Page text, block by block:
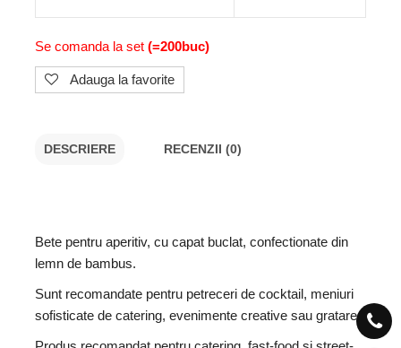
Se comanda la set (=200buc)
Adauga la favorite
DESCRIERE RECENZII (0)
Bete pentru aperitiv, cu capat buclat, confectionate din
lemn de bambus.
Sunt recomandate pentru petreceri de cocktail, meniuri
sofisticate de catering, evenimente creative sau gratare.